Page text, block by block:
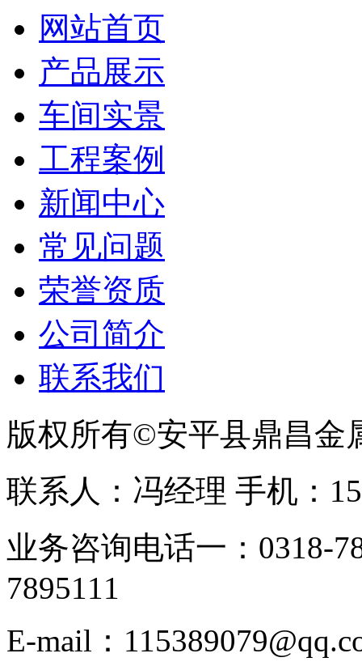
网站首页
产品展示
车间实景
工程案例
新闻中心
常见问题
荣誉资质
公司简介
联系我们
版权所有©安平县鼎昌金
联系人：冯经理 手机：
业务咨询电话一：0318-
7895111
E-mail：